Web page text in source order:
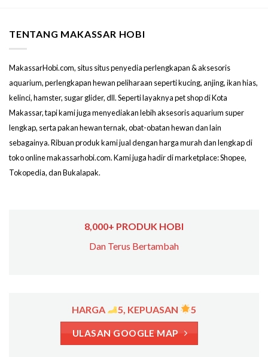
TENTANG MAKASSAR HOBI
MakassarHobi.com, situs situs penyedia perlengkapan & aksesoris
aquarium, perlengkapan hewan peliharaan seperti kucing, anjing, ikan hias,
kelinci, hamster, sugar glider, dll. Seperti layaknya pet shop di Kota
Makassar, tapi kami juga menyediakan lebih aksesoris aquarium super
lengkap, serta pakan hewan ternak, obat-obatan hewan dan lain
sebagainya. Ribuan produk kami jual dengan harga murah dan lengkap di
toko online makassarhobi.com. Kami juga hadir di marketplace: Shopee,
Tokopedia, dan Bukalapak.
8,000+ PRODUK HOBI
Dan Terus Bertambah
HARGA 5, KEPUASAN 5
ULASAN GOOGLE MAP